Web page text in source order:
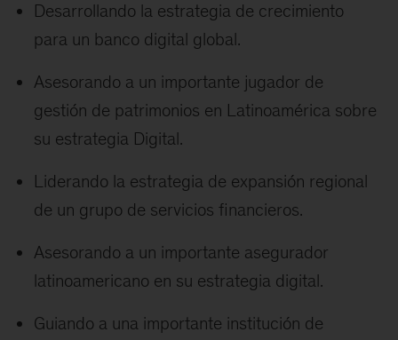
Desarrollando la estrategia de crecimiento
para un banco digital global.
Asesorando a un importante jugador de
gestión de patrimonios en Latinoamérica sobre
su estrategia Digital.
Liderando la estrategia de expansión regional
de un grupo de servicios financieros.
Asesorando a un importante asegurador
latinoamericano en su estrategia digital.
Guiando a una importante institución de